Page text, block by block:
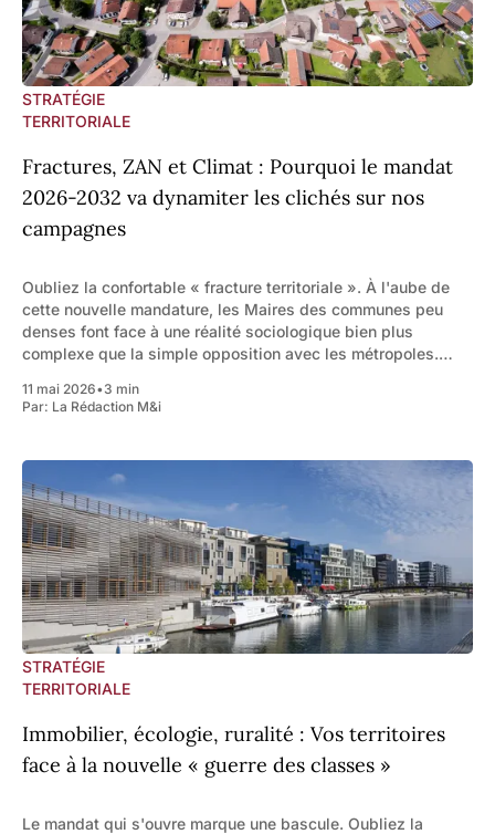
STRATÉGIE
TERRITORIALE
Fractures, ZAN et Climat : Pourquoi le mandat
2026-2032 va dynamiter les clichés sur nos
campagnes
Oubliez la confortable « fracture territoriale ». À l'aube de
cette nouvelle mandature, les Maires des communes peu
denses font face à une réalité sociologique bien plus
complexe que la simple opposition avec les métropoles.
espaces aux trajectoires
11 mai 2026•3 min
Par: La Rédaction M&i
STRATÉGIE
TERRITORIALE
Immobilier, écologie, ruralité : Vos territoires
face à la nouvelle « guerre des classes »
Le mandat qui s'ouvre marque une bascule. Oubliez la